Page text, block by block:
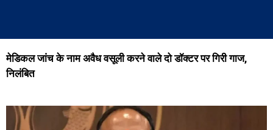
मेडिकल जांच के नाम अवैध वसूली करने वाले दो डॉक्टर पर गिरी गाज,
निलंबित